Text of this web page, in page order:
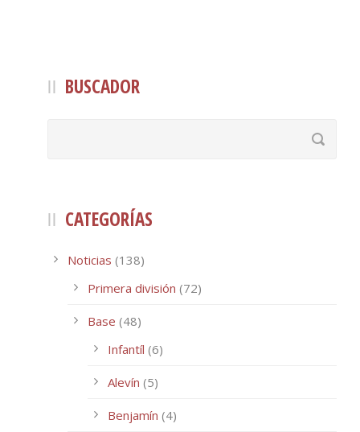
BUSCADOR
CATEGORÍAS
Noticias (138)
Primera división (72)
Base (48)
Infantíl (6)
Alevín (5)
Benjamín (4)